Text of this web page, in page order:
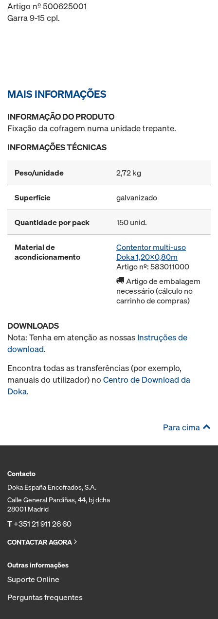
Artigo nº 500625001
Garra 9-15 cpl.
MAIS INFORMAÇÕES
INFORMAÇÃO DO PRODUTO
Fixação da cofragem numa unidade trepante.
INFORMAÇÕES TÉCNICAS
Peso/unidade 2,72 kg
Superfície galvanizado
Quantidade por pack 150 unid.
Material de
acondicionamento
Contentor multi-uso
Doka 1,20x0,80m
Artigo nº: 583011000
Artigo de embalagem
necessário (cálculo no
carrinho de compras)
DOWNLOADS
Nota: Tenha em atenção as nossas Instruções de
download.
Encontra todas as transferências (por exemplo,
manuais do utilizador) no Centro de Download da
Doka.
Para cima
Contacto
Doka España Encofrados, S.A.
Calle General Pardiñas, 44, bj dcha
28001 Madrid
T+351 21 911 26 60
CONTACTAR AGORA
Outras informações
Suporte Online
Perguntas frequentes